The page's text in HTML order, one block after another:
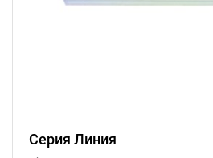
Серия Линия